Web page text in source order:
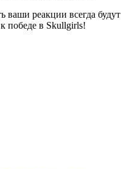
ваши реакции всегда будут
победе в Skullgirls!